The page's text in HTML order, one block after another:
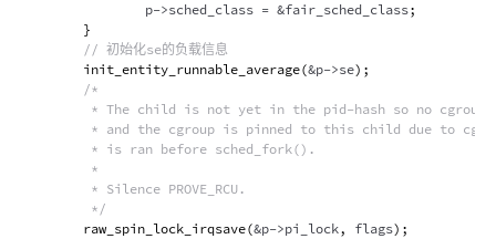
                p
->sched_class = &fair_sched_class;
}
// 初始化se的负载信息
init_entity_runnable_average(&p->se) ;
/*
* The child is not yet in the pid-hash so no cgroup
* and the cgroup is pinned to this child due to
         * is ran before sched_fork().
         *
         * Silence PROVE_RCU.
         */
raw_spin_lock_irqsave(&p->pi_lock, flags) ;